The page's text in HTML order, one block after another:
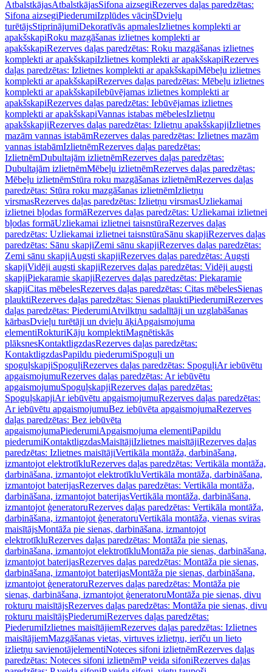
AtbalstkājasAtbalstkājasSifona aizsegiRezerves daļas paredzētas:
Sifona aizsegiPiederumiIzplūdes vāciņšDvieļu
turētājsStiprinājumiDekoratīvās apmalesIzlietnes komplekti ar
apakšskapiRoku mazgāšanas izlietnes komplekti ar
apakšskapiRezerves daļas paredzētas: Roku mazgāšanas izlietnes
komplekti ar apakšskapiIzlietnes komplekti ar apakšskapiRezerves
daļas paredzētas: Izlietnes komplekti ar apakšskapiMēbeļu izlietnes
komplekti ar apakšskapiRezerves daļas paredzētas: Mēbeļu izlietnes
komplekti ar apakšskapiIebūvējamas izlietnes komplekti ar
apakšskapiRezerves daļas paredzētas: Iebūvējamas izlietnes
komplekti ar apakšskapiVannas istabas mēbelesIzlietņu
apakšskapjiRezerves daļas paredzētas: Izlietņu apakšskapjiIzlietnes
mazām vannas istabāmRezerves daļas paredzētas: Izlietnes mazām
vannas istabāmIzlietnēmRezerves daļas paredzētas:
IzlietnēmDubultajām izlietnēmRezerves daļas paredzētas:
Dubultajām izlietnēmMēbeļu izlietnēmRezerves daļas paredzētas:
Mēbeļu izlietnēmStūra roku mazgāšanas izlietnēmRezerves daļas
paredzētas: Stūra roku mazgāšanas izlietnēmIzlietņu
virsmasRezerves daļas paredzētas: Izlietņu virsmasUzliekamai
izlietnei bļodas formāRezerves daļas paredzētas: Uzliekamai izlietnei
bļodas formāUzliekamai izlietnei taisnstūraRezerves daļas
paredzētas: Uzliekamai izlietnei taisnstūraSānu skapjiRezerves daļas
paredzētas: Sānu skapjiZemi sānu skapjiRezerves daļas paredzētas:
Zemi sānu skapjiAugsti skapjiRezerves daļas paredzētas: Augsti
skapjiVidēji augsti skapjiRezerves daļas paredzētas: Vidēji augsti
skapjiPiekaramie skapjiRezerves daļas paredzētas: Piekaramie
skapjiCitas mēbelesRezerves daļas paredzētas: Citas mēbelesSienas
plauktiRezerves daļas paredzētas: Sienas plauktiPiederumiRezerves
daļas paredzētas: PiederumiAtvilktņu sadalītāji un uzglabāšanas
kārbasDvieļu turētāji un dvieļu āķiApgaismojuma
elementiRokturiKāju komplektiMagnētiskās
plāksnesKontaktligzdasRezerves daļas paredzētas:
KontaktligzdasPapildu piederumiSpoguļi un
spoguļskapjiSpoguļiRezerves daļas paredzētas: SpoguļiAr iebūvētu
apgaismojumuRezerves daļas paredzētas: Ar iebūvētu
apgaismojumuSpoguļskapjiRezerves daļas paredzētas:
SpoguļskapjiAr iebūvētu apgaismojumuRezerves daļas paredzētas:
Ar iebūvētu apgaismojumuBez iebūvēta apgaismojumaRezerves
daļas paredzētas: Bez iebūvēta
apgaismojumaPiederumiApgaismojuma elementiPapildu
piederumiKontaktligzdasMaisītājiIzlietnes maisītājiRezerves daļas
paredzētas: Izlietnes maisītājiVertikāla montāža, darbināšana,
izmantojot elektrotīkluRezerves daļas paredzētas: Vertikāla montāža,
darbināšana, izmantojot elektrotīkluVertikāla montāža, darbināšana,
izmantojot baterijasRezerves daļas paredzētas: Vertikāla montāža,
darbināšana, izmantojot baterijasVertikāla montāža, darbināšana,
izmantojot ģeneratoruRezerves daļas paredzētas: Vertikāla montāža,
darbināšana, izmantojot ģeneratoruVertikāla montāža, vienas sviras
maisītājsMontāža pie sienas, darbināšana, izmantojot
elektrotīkluRezerves daļas paredzētas: Montāža pie sienas,
darbināšana, izmantojot elektrotīkluMontāža pie sienas, darbināšana,
izmantojot baterijasRezerves daļas paredzētas: Montāža pie sienas,
darbināšana, izmantojot baterijasMontāža pie sienas, darbināšana,
izmantojot ģeneratoruRezerves daļas paredzētas: Montāža pie
sienas, darbināšana, izmantojot ģeneratoruMontāža pie sienas, divu
rokturu maisītājsRezerves daļas paredzētas: Montāža pie sienas, divu
rokturu maisītājsPiederumiRezerves daļas paredzētas:
PiederumiIzlietnes maisītājiemRezerves daļas paredzētas: Izlietnes
maisītājiemMazgāšanas vietas, virtuves izlietņu, ierīču un lieto
izlietņu savienotājelementiNoteces sifoni izlietnēmRezerves daļas
paredzētas: Noteces sifoni izlietnēmP veida sifoniRezerves daļas